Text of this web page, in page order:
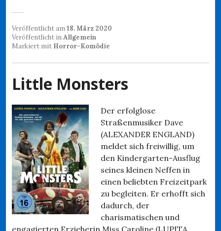
Veröffentlicht am18. März 2020
Veröffentlicht inAllgemein
Markiert mit Horror-Komödie
Little Monsters
Der erfolglose
Straßenmusiker Dave
(ALEXANDER ENGLAND)
meldet sich freiwillig, um
den Kindergarten-Ausflug
seines kleinen Neffen in
einen beliebten Freizeitpark
zu begleiten. Er erhofft sich
dadurch, der
charismatischen und
engagierten Erzieherin Miss Caroline (LUPITA